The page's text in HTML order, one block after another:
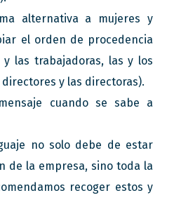
alternativa a mujeres y
el orden de procedencia
las trabajadoras, las y los
y las directoras).
cuando se sabe a
no solo debe de estar
de la empresa, sino toda la
recoger estos y